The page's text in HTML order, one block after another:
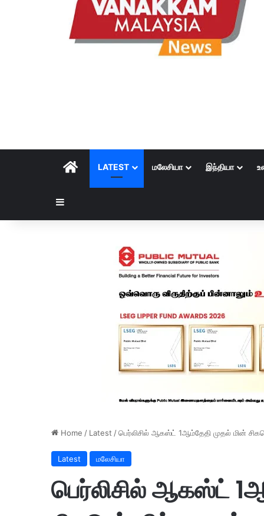
HOMELATEST மலேசியா இந்தியா
Home / Latest /பெர்லிசில் ஆகஸ்ட் 1ஆம்தேதி முதல் மின்
Latest மலேசியா
பெர்லிசில் ஆகஸ்ட்